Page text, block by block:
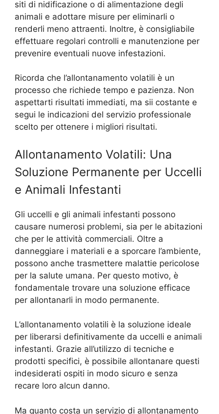
siti di nidificazione o di alimentazione degli
animali e adottare misure per eliminarli o
renderli meno attraenti. Inoltre, è consigliabile
effettuare regolari controlli e manutenzione per
prevenire eventuali nuove infestazioni.
Ricorda che l’allontanamento volatili è un
processo che richiede tempo e pazienza. Non
aspettarti risultati immediati, ma sii costante e
segui le indicazioni del servizio professionale
scelto per ottenere i migliori risultati.
Allontanamento Volatili: Una
Soluzione Permanente per Uccelli
e Animali Infestanti
Gli uccelli e gli animali infestanti possono
causare numerosi problemi, sia per le abitazioni
che per le attività commerciali. Oltre a
danneggiare i materiali e a sporcare l’ambiente,
possono anche trasmettere malattie pericolose
per la salute umana. Per questo motivo, è
fondamentale trovare una soluzione efficace
per allontanarli in modo permanente.
L’allontanamento volatili è la soluzione ideale
per liberarsi definitivamente da uccelli e animali
infestanti. Grazie all’utilizzo di tecniche e
prodotti specifici, è possibile allontanare questi
indesiderati ospiti in modo sicuro e senza
recare loro alcun danno.
Ma quanto costa un servizio di allontanamento